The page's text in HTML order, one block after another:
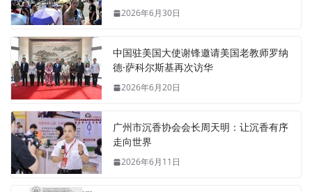
2026年6月30日
中国驻美国大使谢锋邀请美国老教师罗纳
德·萨科尔斯基再次访华
2026年6月20日
广州市沉香协会会长周天明：让沉香有序
走向世界
2026年6月11日